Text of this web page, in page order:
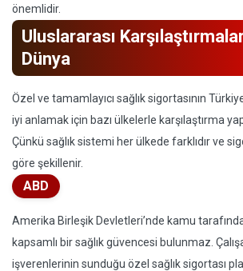
önemlidir.
Uluslararası
Dünya
Özel ve tamamlayıcı sağlık sigortasının
iyi anlamak için bazı ülkelerle karşılaştırma
Çünkü sağlık sistemi her ülkede farklıdır ve
göre şekillenir.
ABD
Amerika Birleşik Devletleri’nde kamu
kapsamlı bir sağlık güvencesi bulunmaz.
işverenlerinin sunduğu özel sağlık sigortası